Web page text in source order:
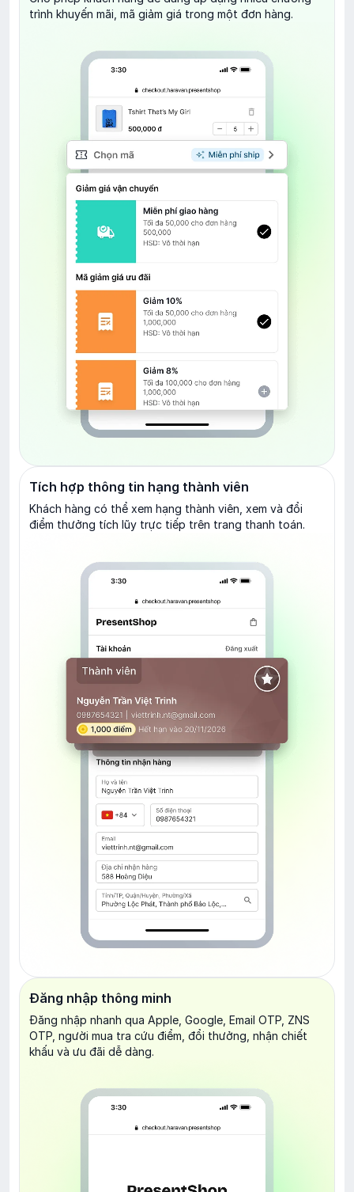
trình khuyến mãi, mã giảm giá trong một đơn hàng.
Tích hợp thông tin hạng thành viên
Khách hàng có thể xem hạng thành viên, xem và đổi
điểm thưởng tích lũy trực tiếp trên trang thanh toán.
Đăng nhập thông minh
Đăng nhập nhanh qua Apple, Google, Email OTP, ZNS
OTP, người mua tra cứu điểm, đổi thưởng, nhận chiết
khấu và ưu đãi dễ dàng.